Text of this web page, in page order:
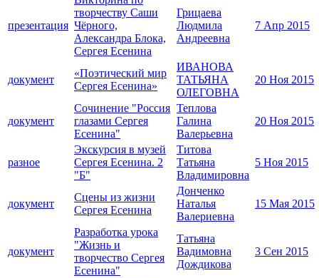
презентация
творчеству Саши
Чёрного,
Александра Блока,
Сергея Есенина
Грицаева
Людмила
Андреевна
7 Апр 2015
документ
«Поэтический мир
Сергея Есенина»
ИВАНОВА
ТАТЬЯНА
ОЛЕГОВНА
20 Ноя 2015
документ
Сочинение "Россия
глазами Сергея
Есенина"
Теплова
Галина
Валерьевна
20 Ноя 2015
разное
Экскурсия в музей
Сергея Есенина. 2
"Б"
Титова
Татьяна
Владимировна
5 Ноя 2015
документ
Сцены из жизни
Сергея Есенина
Донченко
Наталья
Валериевна
15 Мая 2015
документ
Разработка урока
"Жизнь и
творчество Сергея
Есенина"
Татьяна
Вадимовна
Дождикова
3 Сен 2015